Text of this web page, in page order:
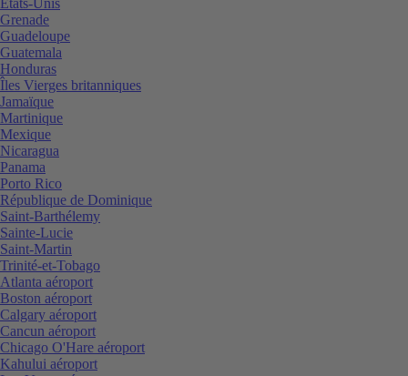
Grenade
Guadeloupe
Guatemala
Honduras
Îles Vierges britanniques
Jamaïque
Martinique
Mexique
Nicaragua
Panama
Porto Rico
République de Dominique
Saint-Barthélemy
Sainte-Lucie
Saint-Martin
Trinité-et-Tobago
Atlanta aéroport
Boston aéroport
Calgary aéroport
Cancun aéroport
Chicago O'Hare aéroport
Kahului aéroport